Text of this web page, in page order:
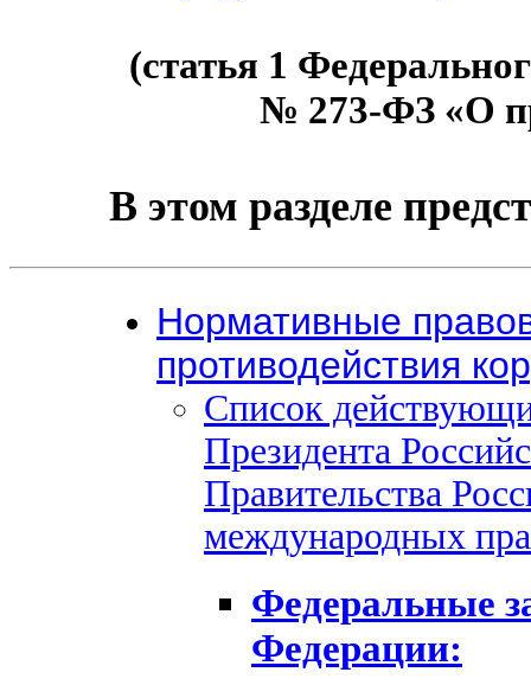
(статья 1
№ 273-ФЗ «О
В этом разделе
Нормативные
противодействия
Список
Президента
Правительства
международных
Федеральные
Федерации: